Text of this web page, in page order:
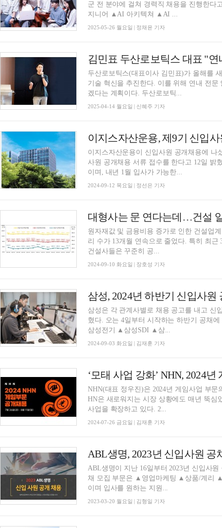
군 전 분야에 걸쳐 경력직 채용을 진행한
지니어 ▲AI 아키텍쳐 ▲AI ...
2025-05-26 월요일 | 정채윤 기자
두산로보틱스(대표이사 김민표)가 올해를
기술 혁신을 추진한다. 이를 위해 연내 전
겠다는 계획이다. 두산로보틱...
2025-04-14 월요일 | 신혜주 기자
이지스자산운용이 신입사원 공개채용에 나
사원 공개채용 서류 접수를 한다고 12일 밝
이며, 내년 1월 입사가 가능한...
2024-09-12 목요일 | 정선은 기자
대형사는 문 연다는데…건설
원자재값 및 금융비용 증가로 인한 건설업
리 수가 13개월 연속으로 줄었다. 특히 최근
건설사들은 꾸준히 공...
2024-09-10 화요일 | 장호성 기자
삼성, 2024년 하반기 신입사원
삼성은 각 관계사별로 채용 공고를 내고 신
혔다. 오는 4일부터 시작하는 하반기 공채에 나선 관계사는 ▲삼성전자 ▲삼성디스플레이 ▲
삼성전기 ▲삼성SDI ▲삼...
2024-09-03 화요일 | 김재훈 기자
‘모태 사업 강화’ NHN, 2024
NHN(대표 정우진)은 2024년 게임사업 부문
HN은 새로워지는 시장 상황에도 매년 뚝심
사업을 확장하고 있다. 2...
2024-07-26 금요일 | 김재훈 기자
ABL생명이 지난 16일부터 2023년 신입사원 공
채 모집 부문은 ▲영업마케팅 ▲상품/계리
이며 입사를 원하는 지원...
2023-03-20 월요일 | 김형일 기자